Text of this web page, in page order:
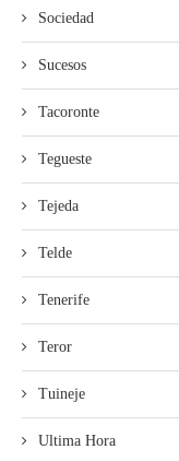
Sociedad
Sucesos
Tacoronte
Tegueste
Tejeda
Telde
Tenerife
Teror
Tuineje
Ultima Hora